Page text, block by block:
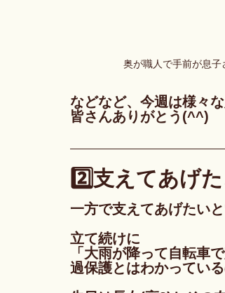
奥が職人で手前が息子
などなど、今週は様々
皆さんありがとう(^^)
2️⃣支えてあげ
一方で支えてあげたい
立て続けに
「大雨が降って自転車
過保護とはわかってい